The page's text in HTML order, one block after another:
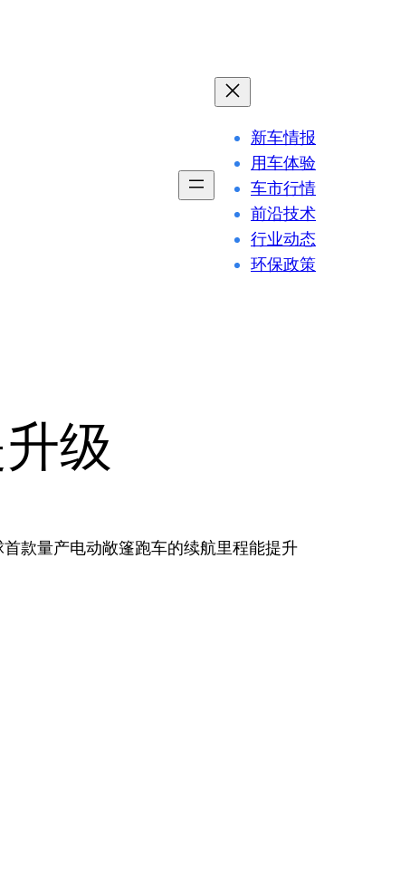
新车情报
用车体验
车市行情
前沿技术
行业动态
环保政策
级
款量产电动敞篷跑车的续航里程能提升